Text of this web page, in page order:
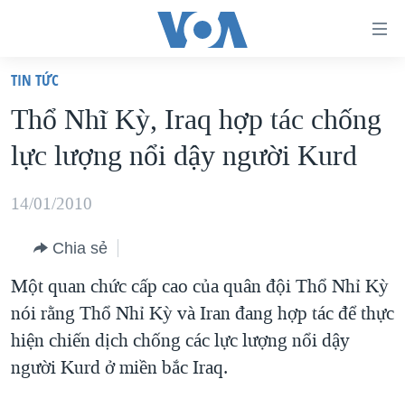
truy
cập
Tới
dung
chính
điều
hướng
chính
Đi
VIỆT NAM
HOA KỲ
BIỂN ĐÔNG
BLOG
DIỄN ĐÀN
MỤC
TỰ DO BÁO CHÍ
CHUYÊN ĐỀ
TIN TỨC
Thổ Nhĩ Kỳ, Iraq hợp tác chống
lực lượng nổi dậy người Kurd
14/01/2010
Chia sẻ
Một quan chức cấp cao của quân đội Thổ Nhỉ Kỳ
nói rằng Thổ Nhỉ Kỳ và Iran đang hợp tác để thực
hiện chiến dịch chống các lực lượng nổi dậy
người Kurd ở miền bắc Iraq.